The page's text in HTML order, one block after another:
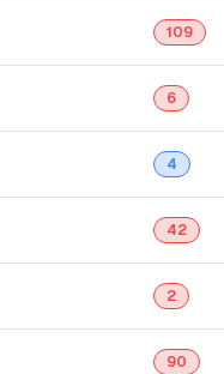
109
6
4
42
2
90